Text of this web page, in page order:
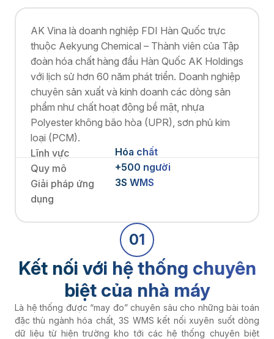
AK Vina là doanh nghiệp FDI Hàn Quốc trực
thuộc Aekyung Chemical – Thành viên của Tập
đoàn hóa chất hàng đầu Hàn Quốc AK Holdings
với lịch sử hơn 60 năm phát triển. Doanh nghiệp
chuyên sản xuất và kinh doanh các dòng sản
phẩm như chất hoạt động bề mặt, nhựa
Polyester không bão hòa (UPR), sơn phủ kim
loại (PCM).
Lĩnh vực
Hóa chất
Quy mô
+500 người
Giải pháp ứng
dụng
3S WMS
01
Kết nối với hệ thống chuyên
biệt của nhà máy
Là hệ thống được “may đo” chuyên sâu cho những bài toán
đặc thù ngành hóa chất, 3S WMS kết nối xuyên suốt dòng
dữ liệu từ hiện trường kho tới các hệ thống chuyên biệt